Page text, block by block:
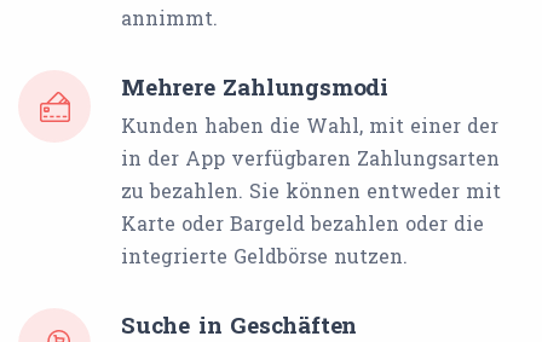
annimmt.
Mehrere Zahlungsmodi
Kunden haben die Wahl, mit einer der
in der App verfügbaren Zahlungsarten
zu bezahlen. Sie können entweder mit
Karte oder Bargeld bezahlen oder die
integrierte Geldbörse nutzen.
Suche in Geschäften